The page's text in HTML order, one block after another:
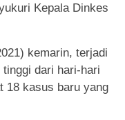
Kepala Dinkes
kemarin, terjadi
dari hari-hari
18 kasus baru yang